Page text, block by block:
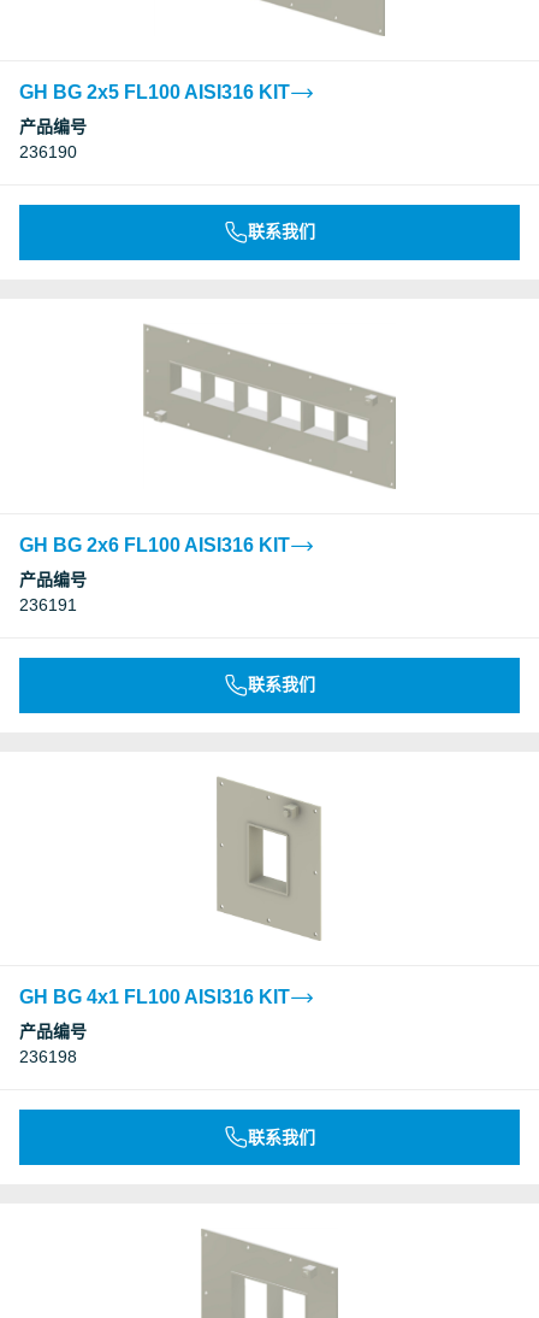
GH BG 2x5 FL100 AISI316 KIT
产品编号
236190
联系我们
GH BG 2x6 FL100 AISI316 KIT
产品编号
236191
联系我们
GH BG 4x1 FL100 AISI316 KIT
产品编号
236198
联系我们